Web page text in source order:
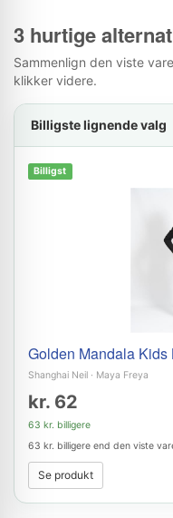
3 hurtige
Sammenlign den viste
klikker videre.
Billigste lignende valg
Billigst
Golden Mandala Kids
Shanghai Neil · Maya Freya
kr. 62
63 kr. billigere
63 kr. billigere end den viste
Se produkt